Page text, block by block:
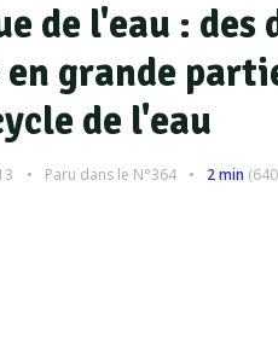
de l'eau : des
grande
de l'eau
Paru dans le N°364 2 min (640